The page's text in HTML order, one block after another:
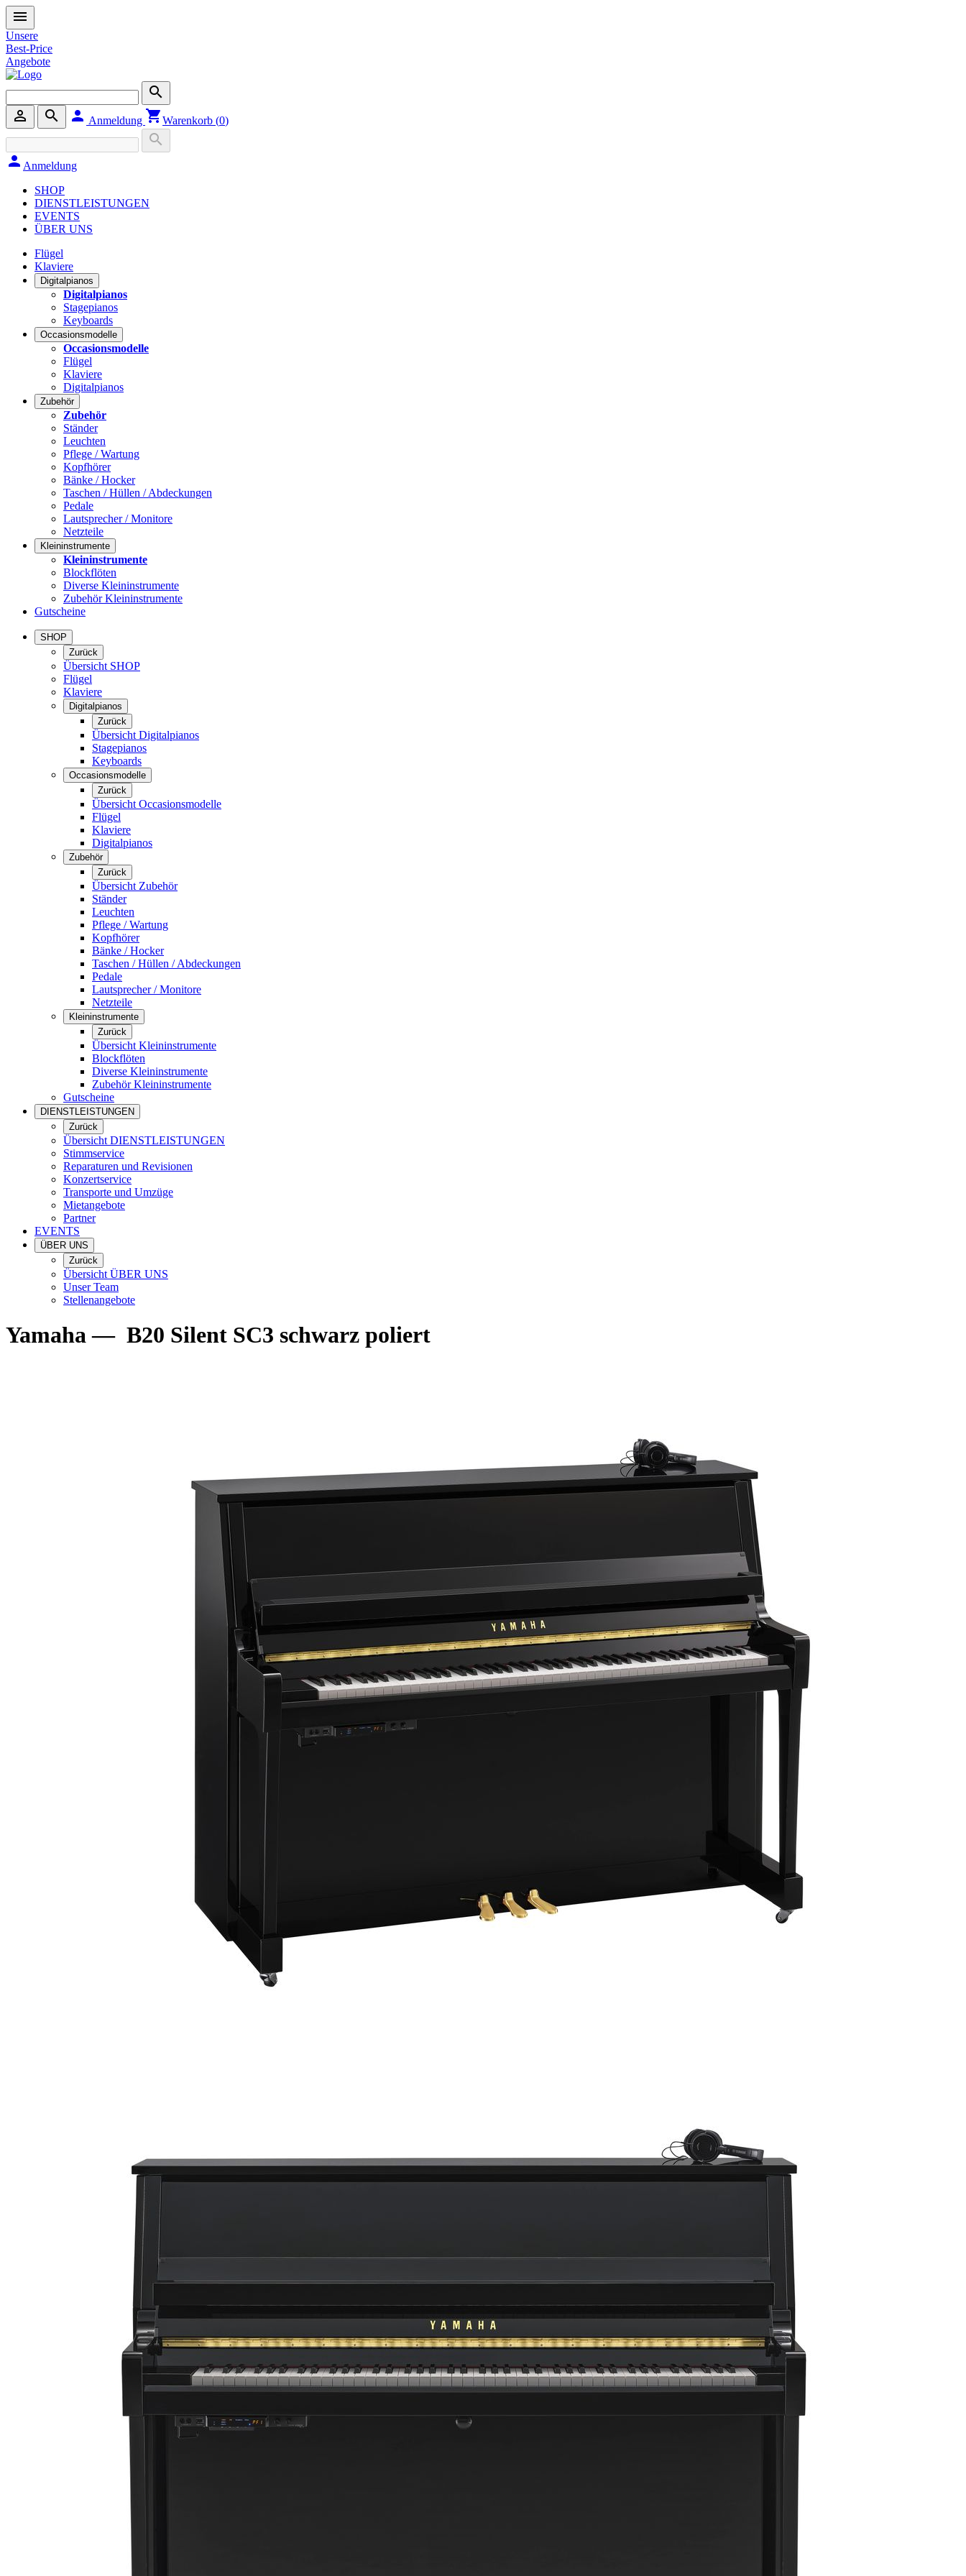
menu
Unsere
Best-Price
Angebote
search
person_outline
search person Anmeldung shopping_cartWarenkorb (0)
search
person Anmeldung
SHOP
DIENSTLEISTUNGEN
EVENTS
ÜBER UNS
Flügel
Klaviere
Digitalpianos
Digitalpianos
Stagepianos
Keyboards
Occasionsmodelle
Occasionsmodelle
Flügel
Klaviere
Digitalpianos
Zubehör
Zubehör
Ständer
Leuchten
Pflege / Wartung
Kopfhörer
Bänke / Hocker
Taschen / Hüllen / Abdeckungen
Pedale
Lautsprecher / Monitore
Netzteile
Kleininstrumente
Kleininstrumente
Blockflöten
Diverse Kleininstrumente
Zubehör Kleininstrumente
Gutscheine
SHOP
Zurück
Übersicht SHOP
Flügel
Klaviere
Digitalpianos
Zurück
Übersicht Digitalpianos
Stagepianos
Keyboards
Occasionsmodelle
Zurück
Übersicht Occasionsmodelle
Flügel
Klaviere
Digitalpianos
Zubehör
Zurück
Übersicht Zubehör
Ständer
Leuchten
Pflege / Wartung
Kopfhörer
Bänke / Hocker
Taschen / Hüllen / Abdeckungen
Pedale
Lautsprecher / Monitore
Netzteile
Kleininstrumente
Zurück
Übersicht Kleininstrumente
Blockflöten
Diverse Kleininstrumente
Zubehör Kleininstrumente
Gutscheine
DIENSTLEISTUNGEN
Zurück
Übersicht DIENSTLEISTUNGEN
Stimmservice
Reparaturen und Revisionen
Konzertservice
Transporte und Umzüge
Mietangebote
Partner
EVENTS
ÜBER UNS
Zurück
Übersicht ÜBER UNS
Unser Team
Stellenangebote
Yamaha— B20 Silent SC3 schwarz poliert